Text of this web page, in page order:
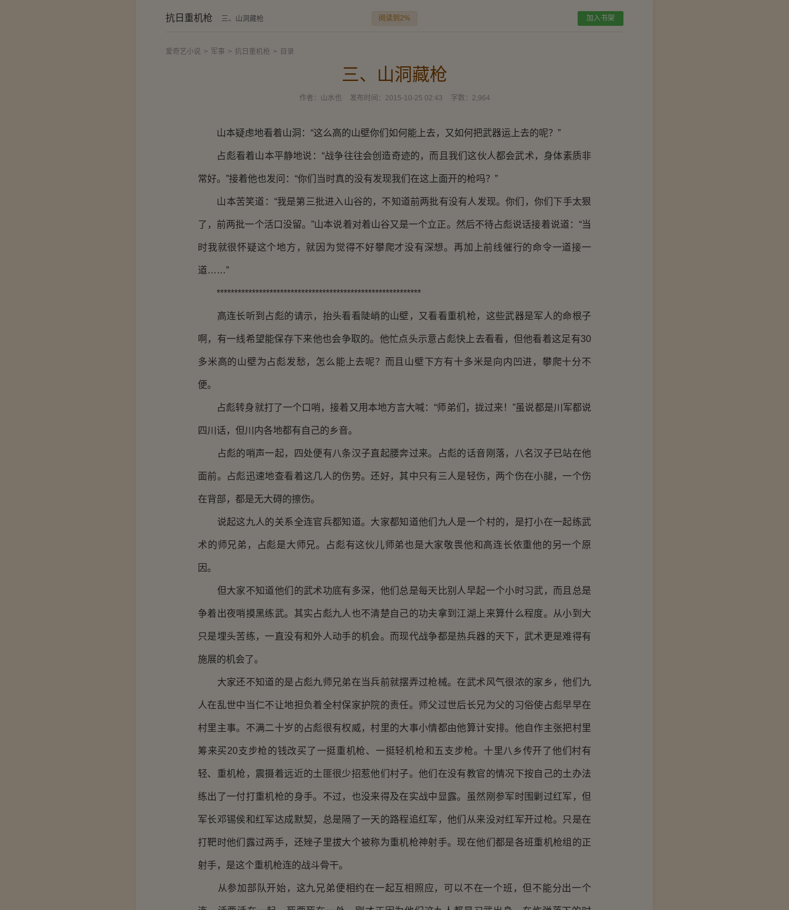
抗日重机枪 三、山洞藏枪 阅读到2% 加入书架
爱奇艺小说 > 军事 > 抗日重机枪 > 目录
三、山洞藏枪
作者： 山水也 发布时间： 2015-10-25 02:43 字数： 2,964
山本疑虑地看着山洞：“这么高的山壁你们如何能上去，又如何把武器运上去的呢？”
占彪看着山本平静地说：“战争往往会创造奇迹的，而且我们这伙人都会武术，身体素质非
常好。”接着他也发问：“你们当时真的没有发现我们在这上面开的枪吗？”
山本苦笑道：“我是第三批进入山谷的，不知道前两批有没有人发现。你们，你们下手太狠
了，前两批一个活口没留。”山本说着对着山谷又是一个立正。然后不待占彪说话接着说道：“当
时我就很怀疑这个地方，就因为觉得不好攀爬才没有深想。再加上前线催行的命令一道接一
道……”
**********************************************************
高连长听到占彪的请示，抬头看看陡峭的山壁，又看看重机枪，这些武器是军人的命根子
啊，有一线希望能保存下来他也会争取的。他忙点头示意占彪快上去看看，但他看着这足有30
多米高的山壁为占彪发愁，怎么能上去呢？而且山壁下方有十多米是向内凹进，攀爬十分不
便。
占彪转身就打了一个口哨，接着又用本地方言大喊：“师弟们，拢过来！”虽说都是川军都说
四川话，但川内各地都有自己的乡音。
占彪的哨声一起，四处便有八条汉子直起腰奔过来。占彪的话音刚落，八名汉子已站在他
面前。占彪迅速地查看着这几人的伤势。还好，其中只有三人是轻伤，两个伤在小腿，一个伤
在背部，都是无大碍的擦伤。
说起这九人的关系全连官兵都知道。大家都知道他们九人是一个村的，是打小在一起练武
术的师兄弟，占彪是大师兄。占彪有这伙儿师弟也是大家敬畏他和高连长依重他的另一个原
因。
但大家不知道他们的武术功底有多深，他们总是每天比别人早起一个小时习武，而且总是
争着出夜哨摸黑练武。其实占彪九人也不清楚自己的功夫拿到江湖上来算什么程度。从小到大
只是埋头苦练，一直没有和外人动手的机会。而现代战争都是热兵器的天下，武术更是难得有
施展的机会了。
大家还不知道的是占彪九师兄弟在当兵前就摆弄过枪械。在武术风气很浓的家乡，他们九
人在乱世中当仁不让地担负着全村保家护院的责任。师父过世后长兄为父的习俗使占彪早早在
村里主事。不满二十岁的占彪很有权威，村里的大事小情都由他算计安排。他自作主张把村里
筹来买20支步枪的钱改买了一挺重机枪、一挺轻机枪和五支步枪。十里八乡传开了他们村有
轻、重机枪，震摄着远近的土匪很少招惹他们村子。他们在没有教官的情况下按自己的土办法
练出了一付打重机枪的身手。不过，也没来得及在实战中显露。虽然刚参军时围剿过红军，但
军长邓锡侯和红军达成默契，总是隔了一天的路程追红军，他们从来没对红军开过枪。只是在
打靶时他们露过两手，还矬子里拔大个被称为重机枪神射手。现在他们都是各班重机枪组的正
射手，是这个重机枪连的战斗骨干。
从参加部队开始，这九兄弟便相约在一起互相照应，可以不在一个班，但不能分出一个